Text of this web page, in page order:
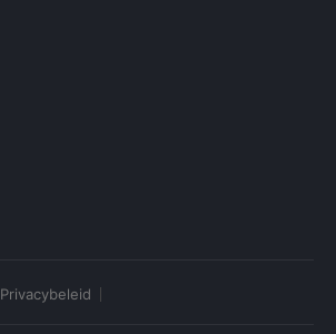
Privacybeleid